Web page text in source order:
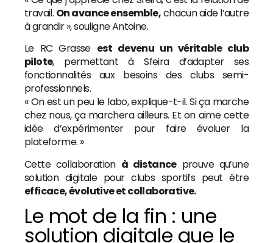
travail. On avance ensemble,chacun aide l’autre
à grandir », souligne Antoine.
Le RC Grasse est devenu un véritable club
pilote, permettant à Sfeira d’adapter ses
fonctionnalités aux besoins des clubs semi-
professionnels.
« On est un peu le labo, explique-t-il. Si ça marche
chez nous, ça marchera ailleurs. Et on aime cette
idée d’expérimenter pour faire évoluer la
plateforme. »
Cette collaboration à distanceprouve qu’une
solution digitale pour clubs sportifs peut être
efficace, évolutive et collaborative.
Le mot de la fin : une
solution digitale que le